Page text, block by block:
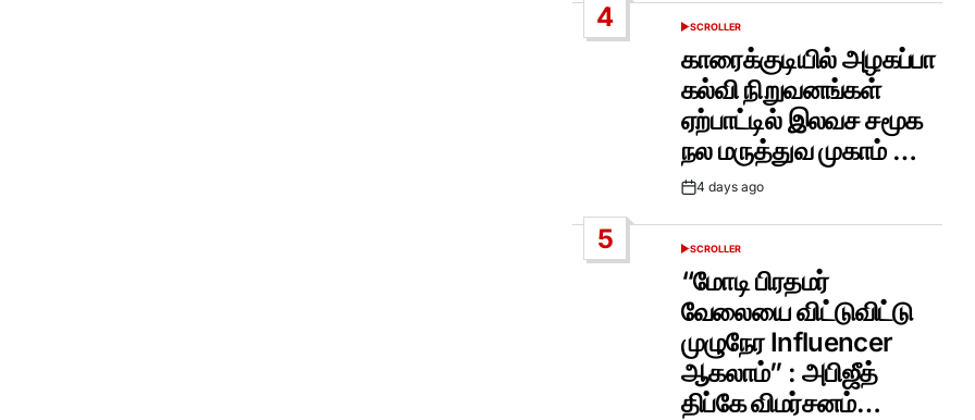
4
POSTED
SCROLLER
காரைக்குடியில் அழகப்பா
கல்வி நிறுவனங்கள்
ஏற்பாட்டில் இலவச சமூக
நல மருத்துவ முகாம் …
Post4 days ago
5
POSTED
SCROLLER
“மோடி பிரதமர்
வேலையை விட்டுவிட்டு
முழுநேர Influencer
ஆகலாம்” : அபிஜீத்
திப்கே விமர்சனம்…